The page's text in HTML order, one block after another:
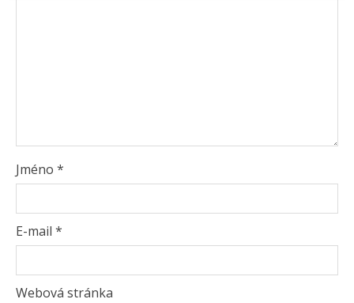
Jméno *
E-mail *
Webová stránka